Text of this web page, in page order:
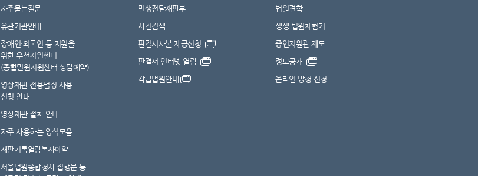
자주묻는질문
유관기관안내
장애인·외국인 등 지원을
위한 우선지원센터
(종합민원지원센터 상담예약)
영상재판 전용법정 사용
신청 안내
영상재판 절차 안내
자주 사용하는 양식모음
재판기록열람복사예약
서울법원종합청사 집행문 등
민생전담재판부
사건검색
판결서사본 제공신청
판결서 인터넷 열람
각급법원안내
법원견학
생생 법원체험기
증인지원관 제도
정보공개
온라인 방청 신청